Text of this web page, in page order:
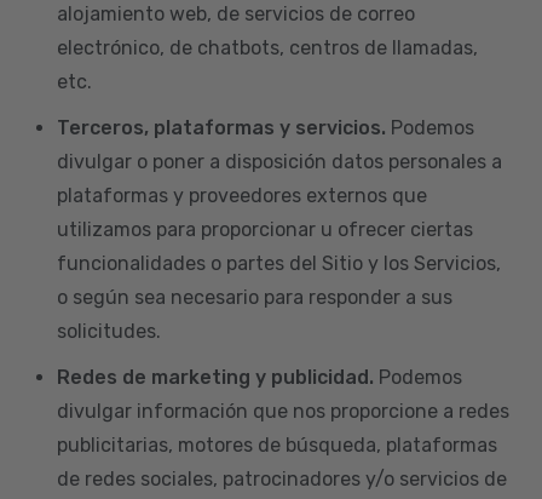
alojamiento web, de servicios de correo
electrónico, de chatbots, centros de llamadas,
etc.
Terceros, plataformas y servicios. Podemos
divulgar o poner a disposición datos personales a
plataformas y proveedores externos que
utilizamos para proporcionar u ofrecer ciertas
funcionalidades o partes del Sitio y los Servicios,
o según sea necesario para responder a sus
solicitudes.
Redes de marketing y publicidad. Podemos
divulgar información que nos proporcione a redes
publicitarias, motores de búsqueda, plataformas
de redes sociales, patrocinadores y/o servicios de